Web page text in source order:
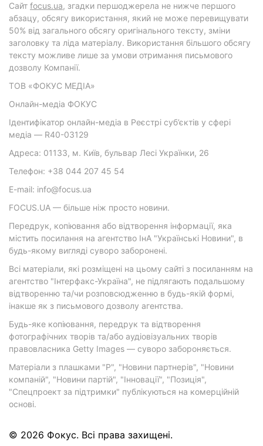
Cайт focus.ua, згадки першоджерела не нижче першого
абзацу, обсягу використання, який не може перевищувати
50% від загального обсягу оригінального тексту, зміни
заголовку та ліда матеріалу. Використання більшого обсягу
тексту можливе лише за умови отримання письмового
дозволу Компанії.
ТОВ «ФОКУС МЕДІА»
Онлайн-медіа ФОКУС
Ідентифікатор онлайн-медіа в Реєстрі суб’єктів у сфері
медіа — R40-03129
Адреса: 01133, м. Київ, бульвар Лесі Українки, 26
Телефон: +38 044 207 45 54
E-mail: info@focus.ua
FOCUS.UA — більше ніж просто новини.
Передрук, копіювання або відтворення інформації, яка
містить посилання на агентство ІнА "Українські Новини", в
будь-якому вигляді суворо заборонені.
Всі матеріали, які розміщені на цьому сайті з посиланням на
агентство "Інтерфакс-Україна", не підлягають подальшому
відтворенню та/чи розповсюдженню в будь-якій формі,
інакше як з письмового дозволу агентства.
Будь-яке копіювання, передрук та відтворення
фотографічних творів та/або аудіовізуальних творів
правовласника Getty Images — суворо забороняється.
Матеріали з плашками "Р", "Новини партнерів", "Новини
компаній", "Новини партій", "Інновації", "Позиція",
"Спецпроект за підтримки" публікуються на комерційній
основі.
© 2026 Фокус. Всі права захищені.